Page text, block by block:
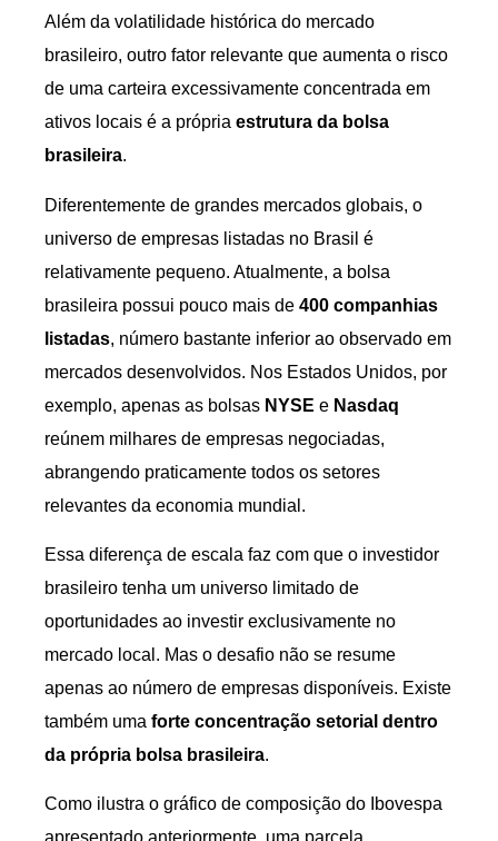
Além da volatilidade histórica do mercado
brasileiro, outro fator relevante que aumenta o risco
de uma carteira excessivamente concentrada em
ativos locais é a própria estrutura da bolsa
brasileira.
Diferentemente de grandes mercados globais, o
universo de empresas listadas no Brasil é
relativamente pequeno. Atualmente, a bolsa
brasileira possui pouco mais de 400 companhias
listadas, número bastante inferior ao observado em
mercados desenvolvidos. Nos Estados Unidos, por
exemplo, apenas as bolsas NYSE e Nasdaq
reúnem milhares de empresas negociadas,
abrangendo praticamente todos os setores
relevantes da economia mundial.
Essa diferença de escala faz com que o investidor
brasileiro tenha um universo limitado de
oportunidades ao investir exclusivamente no
mercado local. Mas o desafio não se resume
apenas ao número de empresas disponíveis. Existe
também uma forte concentração setorial dentro
da própria bolsa brasileira.
Como ilustra o gráfico de composição do Ibovespa